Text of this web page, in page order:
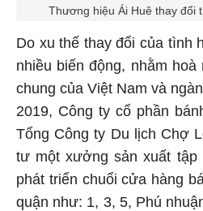
Thương hiệu Ái Huê thay đổi
Do xu thế thay đổi của tình
nhiều biến động, nhằm
chung của Việt Nam và
2019, Công ty cổ phần
Tổng Công ty Du lịch Chợ
tư một xưởng sản xuất tập
phát triển chuổi cửa hàng
quận như: 1, 3, 5, Phú